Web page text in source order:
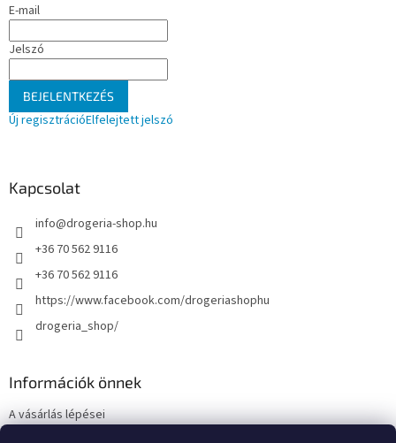
E-mail
Jelszó
BEJELENTKEZÉS
Új regisztrációElfelejtett jelszó
Kapcsolat
info@drogeria-shop.hu
+36 70 562 9116
+36 70 562 9116
https://www.facebook.com/drogeriashophu
drogeria_shop/
Információk önnek
A vásárlás lépései